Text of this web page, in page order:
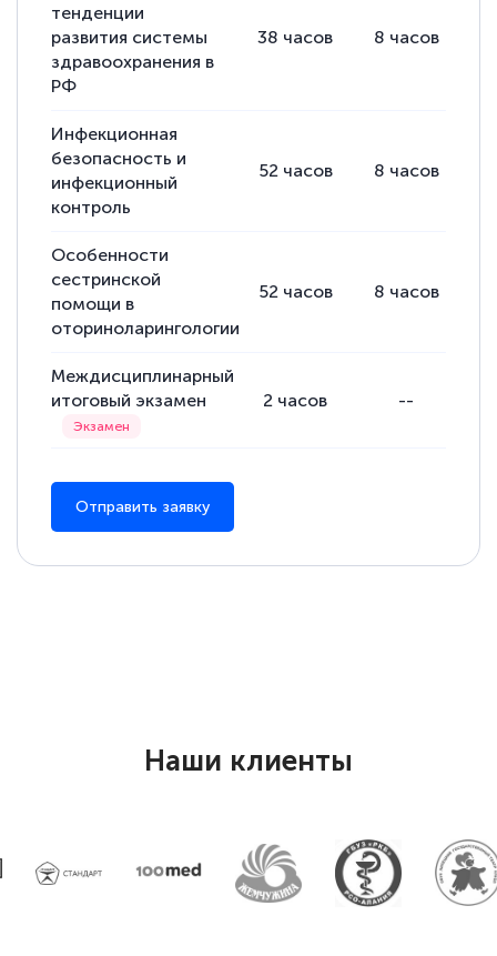
Светлана К
Оставила заявку на обучение онлайн, мне
быстро ответили, разъяснили все детали.
Обучение понравилось: огромное
пособий и учебников доступно на время
прохождения курса, удобная система
аттестации, проблем не возникло ни на
тенденции
развития системы
здравоохранения в
РФ
38 часов 8 часов
Инфекционная
безопасность и
инфекционный
контроль
52 часов 8 часов
Особенности
сестринской
помощи в
оториноларингологии
52 часов 8 часов
Междисциплинарный
итоговый экзамен
2 часов --
Отправить заявку
Наши клиенты